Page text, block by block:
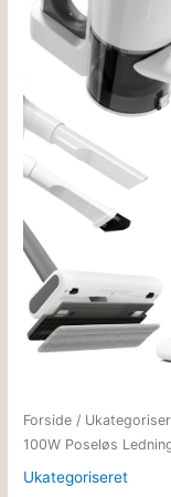
Forside /
100W Poseløs
Ukategoriseret